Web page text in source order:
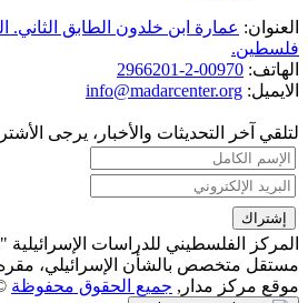
العنوان: عمارة ابن خلدون الطابق الثاني.
فلسطين.
الهاتف: 00970-2-2966201
الايميل: info@madarcenter.org
لتلقي آخر التحديثات والأخبار، يرجى
المركز الفلسطيني للدراسات
مستقل متخصص بالشأن الإسرائيلي، مقره
موقع مركز مدار, جميع الحقوق محفوظة